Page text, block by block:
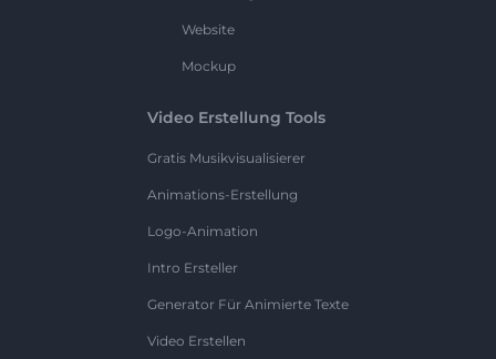
Website
Mockup
Video Erstellung Tools
Gratis Musikvisualisierer
Animations-Erstellung
Logo-Animation
Intro Ersteller
Generator Für Animierte Texte
Video Erstellen